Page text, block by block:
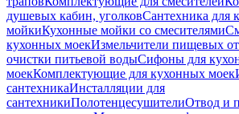
душевых кабин, уголковСантехника для
мойкиКухонные мойки со смесителями
кухонных моекИзмельчители пищевых
очистки питьевой водыСифоны для
моекКомплектующие для кухонных моек
сантехникаИнсталляции для
сантехникиПолотенцесушителиОтвод и